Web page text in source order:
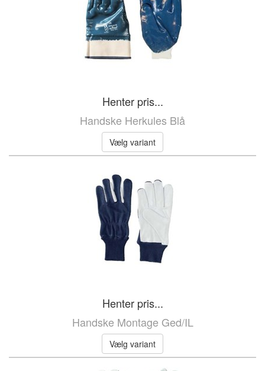
Henter pris...
Handske Herkules Blå
Vælg variant
Henter pris...
Handske Montage Ged/IL
Vælg variant